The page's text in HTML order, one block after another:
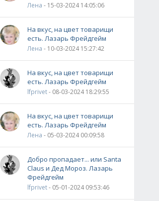
Лена - 15-03-2024 14:05:06
На вкус, на цвет товарищи
есть. Лазарь Фрейдгейм
Лена - 10-03-2024 15:27:42
На вкус, на цвет товарищи
есть. Лазарь Фрейдгейм
lfprivet- 08-03-2024 18:29:55
На вкус, на цвет товарищи
есть. Лазарь Фрейдгейм
Лена - 05-03-2024 00:09:58
Добро пропадает... или Santa
Claus и Дед Мороз. Лазарь
Фрейдгейм
lfprivet- 05-01-2024 09:53:46